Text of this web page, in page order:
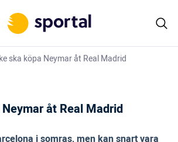
ska köpa Neymar åt Real Madrid
åt Real Madrid
i somras, men kan snart vara